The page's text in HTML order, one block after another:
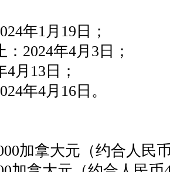
年1月19日；
2024年4月3日；
月13日；
年4月16日。
加拿大元（约合人民